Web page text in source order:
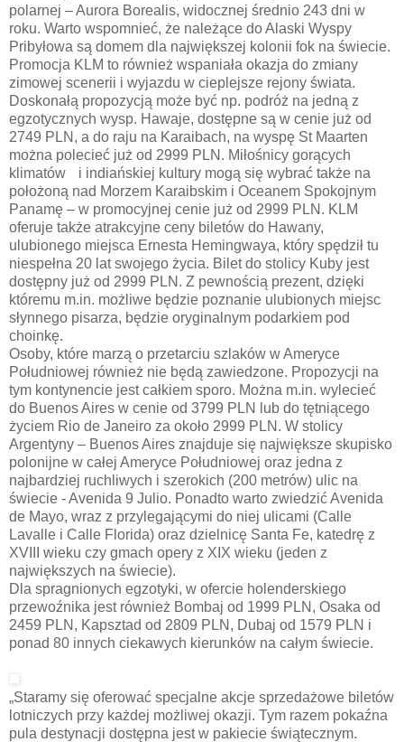
polarnej – Aurora Borealis, widocznej średnio 243 dni w
roku. Warto wspomnieć, że należące do Alaski Wyspy
Pribyłowa są domem dla największej kolonii fok na świecie.
Promocja KLM to również wspaniała okazja do zmiany
zimowej scenerii i wyjazdu w cieplejsze rejony świata.
Doskonałą propozycją może być np. podróż na jedną z
egzotycznych wysp. Hawaje, dostępne są w cenie już od
2749 PLN, a do raju na Karaibach, na wyspę St Maarten
można polecieć już od 2999 PLN. Miłośnicy gorących
klimatów i indiańskiej kultury mogą się wybrać także na
położoną nad Morzem Karaibskim i Oceanem Spokojnym
Panamę – w promocyjnej cenie już od 2999 PLN. KLM
oferuje także atrakcyjne ceny biletów do Hawany,
ulubionego miejsca Ernesta Hemingwaya, który spędził tu
niespełna 20 lat swojego życia. Bilet do stolicy Kuby jest
dostępny już od 2999 PLN. Z pewnością prezent, dzięki
któremu m.in. możliwe będzie poznanie ulubionych miejsc
słynnego pisarza, będzie oryginalnym podarkiem pod
choinkę.
Osoby, które marzą o przetarciu szlaków w Ameryce
Południowej również nie będą zawiedzone. Propozycji na
tym kontynencie jest całkiem sporo. Można m.in. wylecieć
do Buenos Aires w cenie od 3799 PLN lub do tętniącego
życiem Rio de Janeiro za około 2999 PLN. W stolicy
Argentyny – Buenos Aires znajduje się największe skupisko
polonijne w całej Ameryce Południowej oraz jedna z
najbardziej ruchliwych i szerokich (200 metrów) ulic na
świecie - Avenida 9 Julio. Ponadto warto zwiedzić Avenida
de Mayo, wraz z przylegającymi do niej ulicami (Calle
Lavalle i Calle Florida) oraz dzielnicę Santa Fe, katedrę z
XVIII wieku czy gmach opery z XIX wieku (jeden z
największych na świecie).
Dla spragnionych egzotyki, w ofercie holenderskiego
przewoźnika jest również Bombaj od 1999 PLN, Osaka od
2459 PLN, Kapsztad od 2809 PLN, Dubaj od 1579 PLN i
ponad 80 innych ciekawych kierunków na całym świecie.
„Staramy się oferować specjalne akcje sprzedażowe biletów
lotniczych przy każdej możliwej okazji. Tym razem pokaźna
pula destynacji dostępna jest w pakiecie świątecznym.